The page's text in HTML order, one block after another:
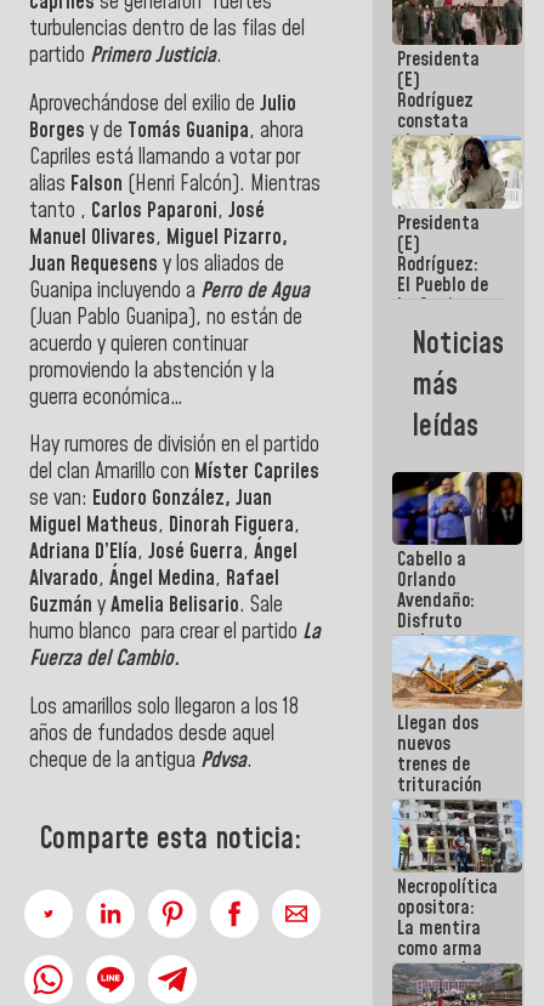
turbulencias dentro de las filas del
partido Primero Justicia.
Aprovechándose del exilio de Julio
Borges y de Tomás Guanipa, ahora
Capriles está llamando a votar por
alias Falson (Henri Falcón). Mientras
tanto , Carlos Paparoni, José
Manuel Olivares, Miguel Pizarro,
Juan Requesens y los aliados de
Guanipa incluyendo a Perro de Agua
(Juan Pablo Guanipa), no están de
acuerdo y quieren continuar
promoviendo la abstención y la
guerra económica…
Hay rumores de división en el partido
del clan Amarillo con Míster Capriles
se van: Eudoro González, Juan
Miguel Matheus, Dinorah Figuera,
Adriana D’Elía, José Guerra, Ángel
Alvarado, Ángel Medina, Rafael
Guzmán yAmelia Belisario. Sale
humo blanco para crear el partido La
Fuerza del Cambio.
Los amarillos solo llegaron a los 18
años de fundados desde aquel
cheque de la antigua Pdvsa.
Comparte esta noticia:
logístico y
turístico
para La
Guaira
Presidenta
(E)
Rodríguez
constata
obras de
rehabilitación
de Escuela
Militar de
Mamo en La
Guaira
Presidenta
(E)
Rodríguez:
El Pueblo de
La Guaira
siempre
estará
acompañada
por el
Gobierno
Nacional
Noticias
más
leídas
Cabello a
Orlando
Avendaño:
Disfruto
cada vez
que escribes
porque lo
que haces
es
embarrarla
Llegan dos
nuevos
trenes de
trituración
para
optimizar
manejo de
escombros
en La Guaira
Necropolítica
opositora:
La mentira
como arma
contra el
Pueblo